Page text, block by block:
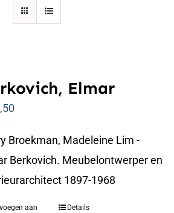
Elmar
Broekman, Madeleine Lim -
Berkovich. Meubelontwerper en
1897-1968
aan
Details